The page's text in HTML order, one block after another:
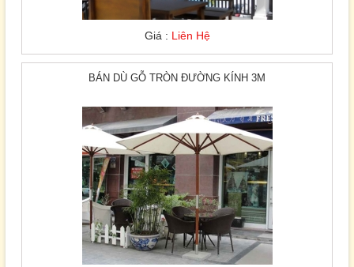
Giá : Liên Hệ
BÁN DÙ GỖ TRÒN ĐƯỜNG KÍNH 3M